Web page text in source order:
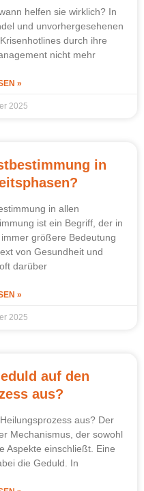
helfen sie wirklich? In
und unvorhergesehenen
durch ihre
nicht mehr
»
2025
in
in allen
ist ein Begriff, der in
größere Bedeutung
von Gesundheit und
darüber
»
2025
auf den
aus?
aus? Der
Mechanismus, der sowohl
Aspekte einschließt. Eine
die Geduld. In